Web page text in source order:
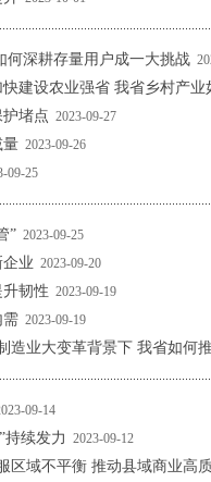
何深耕存量用户成一大挑战
快建设农业强省 我省乡村产业
堵点 2023-09-27
量 2023-09-26
09-25
” 2023-09-25
业 2023-09-20
韧性 2023-09-19
需 2023-09-19
造业大变革背景下 我省如何
09-14
持续发力 2023-09-12
区域不平衡 推动县域商业高